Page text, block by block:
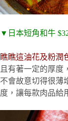
▼日本短角和牛
瞧瞧這油花及粉潤
且有著一定的厚度
不會故意切得很薄
度，讓每款肉品給